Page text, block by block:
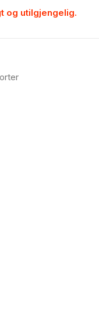
og utilgjengelig.